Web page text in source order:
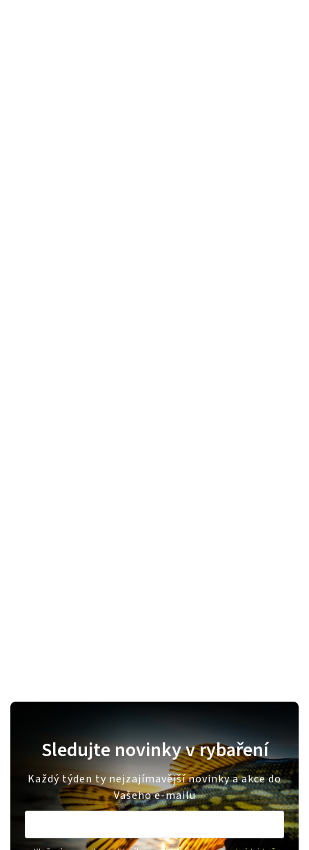
Sledujte novinky v rybaření
Každý týden ty nejzajímavější novinky a akce do
Vašeho e-mailu